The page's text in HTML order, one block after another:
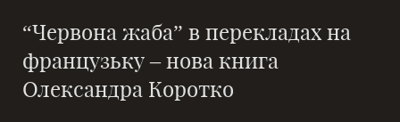
“Червона жаба” в перекладах на
французьку – нова книга
Олександра Коротко